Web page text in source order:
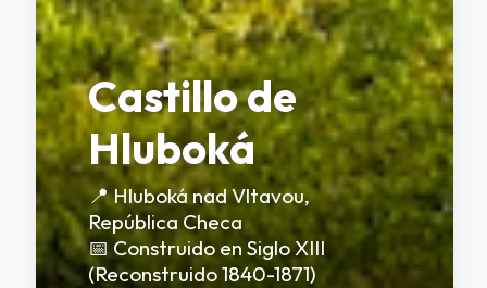
Castillo de
Hluboká
📍 Hluboká nad Vltavou,
República Checa
📅 Construido en Siglo XIII
(Reconstruido 1840-1871)